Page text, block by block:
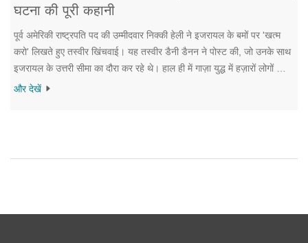
घटना की पूरी कहानी
पूर्व अमेरिकी राष्ट्रपति पद की उम्मीदवार निक्की हेली ने इजरायल के बमों पर 'खत्म
करो' लिखते हुए तस्वीर खिंचवाई। यह तस्वीर डैनी डैनन ने पोस्ट की, जो उनके साथ
इजरायल के उत्तरी सीमा का दौरा कर रहे थे। हाल ही में गाज़ा युद्ध में हज़ारों लोगों की
मौत हुई है। हेली ने राष्ट्रपति चुनाव में ट्रम्प का समर्थन किया और उनकी राष्ट्रपति
और देखें